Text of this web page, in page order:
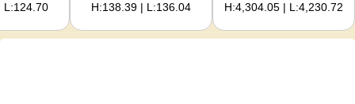
لمشرفي المواقع H:4,304.05 | L:4,230.72
H:138.39 | L:136.04
L:124.70